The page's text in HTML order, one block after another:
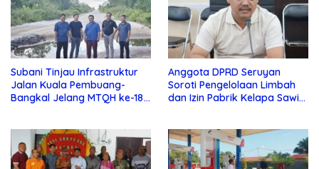
Subani Tinjau Infrastruktur
Jalan Kuala Pembuang-
Bangkal Jelang MTQH ke-18
Anggota DPRD Seruyan
Soroti Pengelolaan Limbah
dan Izin Pabrik Kelapa Sawit